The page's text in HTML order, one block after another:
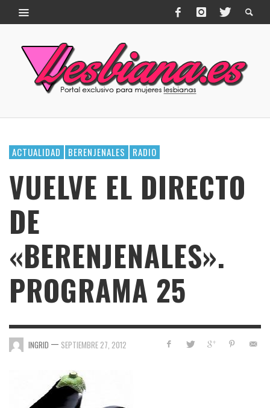
ACTUALIDAD BERENJENALES RADIO
VUELVE EL DIRECTO
DE
«BERENJENALES».
PROGRAMA 25
INGRID — SEPTIEMBRE 27, 2012